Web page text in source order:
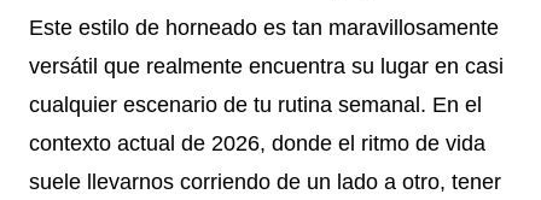
Este estilo de horneado es tan maravillosamente
versátil que realmente encuentra su lugar en casi
cualquier escenario de tu rutina semanal. En el
contexto actual de 2026, donde el ritmo de vida
suele llevarnos corriendo de un lado a otro, tener